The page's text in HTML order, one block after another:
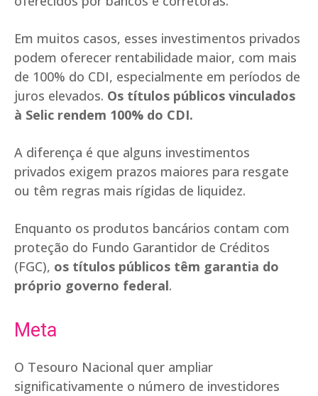
Em muitos casos, esses investimentos privados
podem oferecer rentabilidade maior, com mais
de 100% do CDI, especialmente em períodos de
juros elevados. Os títulos públicos vinculados
à Selic rendem 100% do CDI.
A diferença é que alguns investimentos
privados exigem prazos maiores para resgate
ou têm regras mais rígidas de liquidez.
Enquanto os produtos bancários contam com
proteção do Fundo Garantidor de Créditos
(FGC), os títulos públicos têm garantia do
próprio governo federal.
Meta
O Tesouro Nacional quer ampliar
significativamente o número de investidores